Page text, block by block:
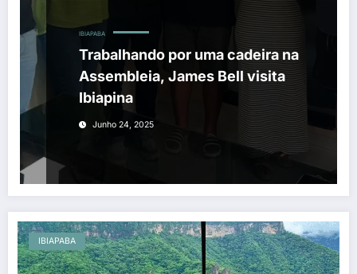
IBIAPABA
Trabalhando por uma cadeira na
Assembleia, James Bell visita
Ibiapina
Junho 24, 2025
IBIAPABA